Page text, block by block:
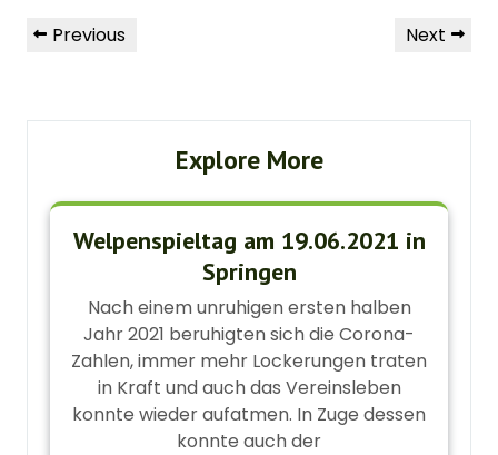
Beitragsnavigation
Previous
Previous
Next
Next
Explore More
Welpenspieltag am 19.06.2021 in
Springen
Nach einem unruhigen ersten halben
Jahr 2021 beruhigten sich die Corona-
Zahlen, immer mehr Lockerungen traten
in Kraft und auch das Vereinsleben
konnte wieder aufatmen. In Zuge dessen
konnte auch der